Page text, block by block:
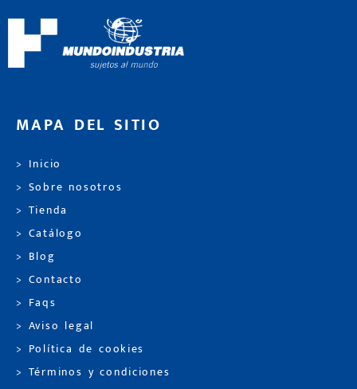
MAPA DEL SITIO
> Inicio
> Sobre nosotros
> Tienda
> Catálogo
> Blog
> Contacto
> Faqs
> Aviso legal
> Política de cookies
> Términos y condiciones